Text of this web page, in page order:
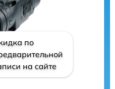
по
на сайте